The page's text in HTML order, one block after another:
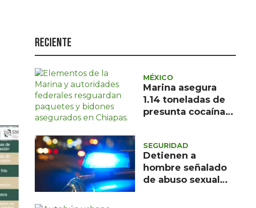
Política
Turismo
Asuntos Sociales
Estilo de vida
Opinión
Reciente
MÉXICO
Marina asegura
1.14 toneladas de
presunta cocaína
SEGURIDAD
Detienen a
hombre señalado
de abuso sexual